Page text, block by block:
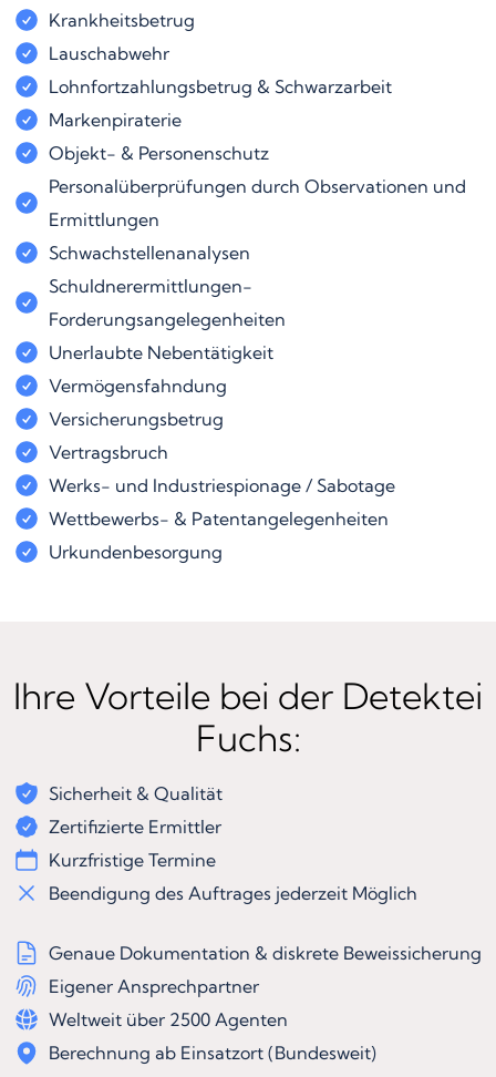
Krankheitsbetrug
Lauschabwehr
Lohnfortzahlungsbetrug & Schwarzarbeit
Markenpiraterie
Objekt- & Personenschutz
Personalüberprüfungen durch Observationen und
Ermittlungen
Schwachstellenanalysen
Schuldnerermittlungen-
Forderungsangelegenheiten
Unerlaubte Nebentätigkeit
Vermögensfahndung
Versicherungsbetrug
Vertragsbruch
Werks- und Industriespionage / Sabotage
Wettbewerbs- & Patentangelegenheiten
Urkundenbesorgung
Ihre Vorteile bei der Detektei
Fuchs:
Sicherheit & Qualität
Zertifizierte Ermittler
Kurzfristige Termine
Beendigung des Auftrages jederzeit Möglich
Genaue Dokumentation & diskrete Beweissicherung
Eigener Ansprechpartner
Weltweit über 2500 Agenten
Berechnung ab Einsatzort (Bundesweit)